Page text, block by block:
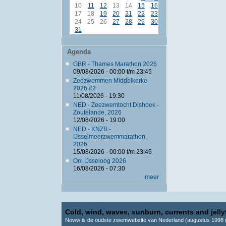
10
11 12 13 14 15
16
17
18 19 20 21 22
23
24
25 26 27 28 29
30
31
Agenda
GBR - Thames Marathon 2026
09/08/2026 - 00:00t/m 23:45
Zeezwemmen Middelkerke
2026 #2
11/08/2026 - 19:30
NED - Zeezwemtocht Dishoek -
Zoutelande, 2026
12/08/2026 - 19:00
NED - KNZB -
IJsselmeerzwemmarathon,
2026
15/08/2026 - 00:00t/m 23:45
Om IJsseloog 2026
16/08/2026 - 07:30
meer
Cold, wind, waves, sunburn, currents and
Noww is de oudste zwemwebsite van Nederland (augustus 1998